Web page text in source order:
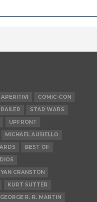
APERITIVI
COMIC-CON
STAR WARS
UPFRONT
MICHAEL AUSIELLO
BEST OF
CRANSTON
KURT SUTTER
GEORGE R. R. MARTIN